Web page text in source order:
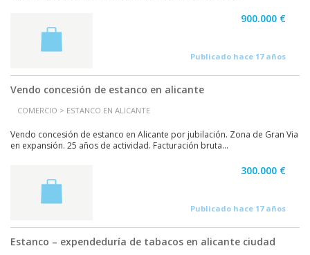
900.000 €
Publicado hace 17 años
Vendo concesión de estanco en alicante
COMERCIO > ESTANCO EN ALICANTE
Vendo concesión de estanco en Alicante por jubilación. Zona de Gran Via
en expansión. 25 años de actividad. Facturación bruta...
300.000 €
Publicado hace 17 años
Estanco – expendeduría de tabacos en alicante ciudad